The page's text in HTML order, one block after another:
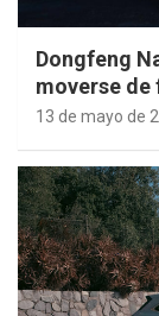
Dongfeng
moverse
13 de mayo de